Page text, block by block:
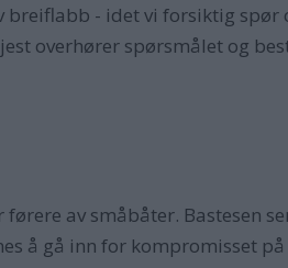
- idet vi forsiktig spør
overhører spørsmålet og
av småbåter. Bastesen
å gå inn for kompromisset